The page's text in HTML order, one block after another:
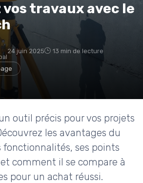
travaux avec le
24 juin 2025 13 min de lecture
outil précis pour vos projets
les avantages du
fonctionnalités, ses points
comment il se compare à
pour un achat réussi.